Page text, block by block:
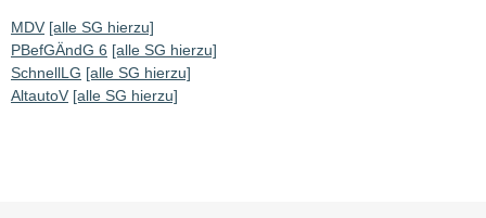
MDV [alle SG hierzu]
PBefGÄndG 6 [alle SG hierzu]
SchnellLG [alle SG hierzu]
AltautoV [alle SG hierzu]